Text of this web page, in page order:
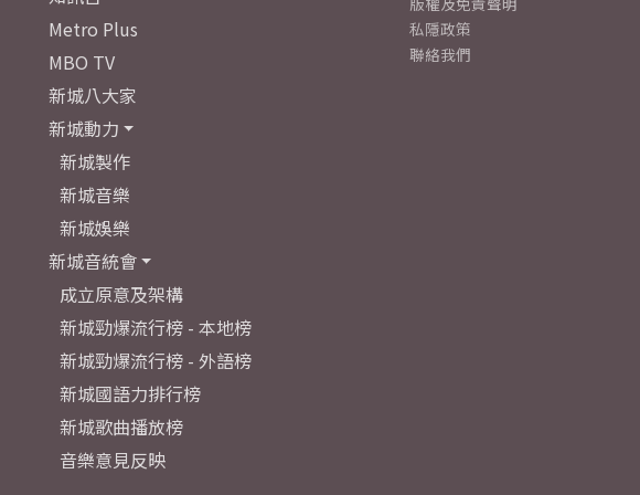
Metro Plus
MBO TV
新城八大家
新城動力
新城製作
新城音樂
新城娛樂
新城音統會
成立原意及架構
新城勁爆流行榜 - 本地榜
新城勁爆流行榜 - 外語榜
新城國語力排行榜
新城歌曲播放榜
音樂意見反映
私隱政策
聯絡我們